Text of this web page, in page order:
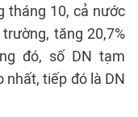
tháng 10, cả nước
tăng 20,7%
đó, số DN tạm
nhất, tiếp đó là DN